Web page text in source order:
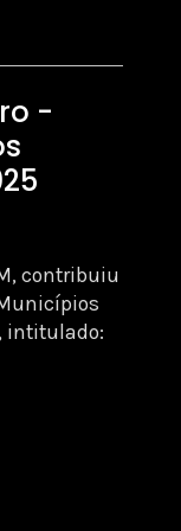
-
contribuiu
intitulado: